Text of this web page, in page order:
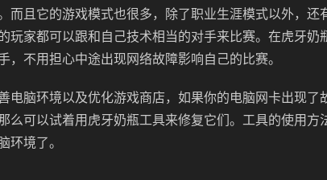
而且它的游戏模式也很多，除了职业生涯模式以外，还
玩家都可以跟和自己技术相当的对手来比赛。在虎牙奶
不用担心中途出现网络故障影响自己的比赛。
电脑环境以及优化游戏商店，如果你的电脑网卡出现了
么可以试着用虎牙奶瓶工具来修复它们。工具的使用方
环境了。